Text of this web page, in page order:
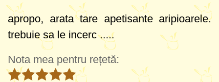
apropo, arata tare apetisante aripioarele.
trebuie sa le incerc .....
Nota mea pentru rețetă: